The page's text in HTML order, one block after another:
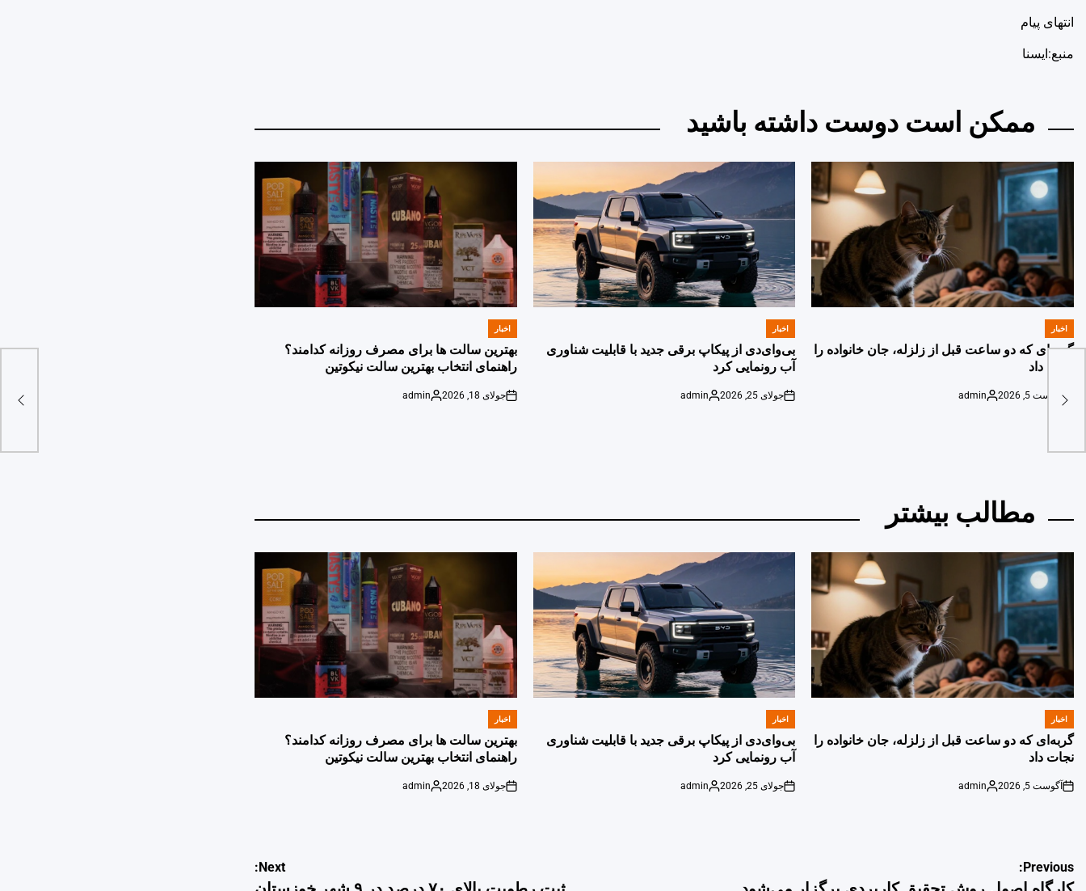
انتهای پیام
منبع:ایسنا
ممکن است دوست داشته باشید
POSTED
IN
اخبار
گربه‌ای که دو ساعت قبل از زلزله، جان خانواده را
نجات داد
on
آگوست 5, 2026
Posted
admin
POSTED
اخبار
بی‌وای‌دی از پیکاپ برقی جدید با قابلیت شناوری
آب رونمایی کرد
on
جولای 25, 2026
Posted
admin
POSTED
اخبار
بهترین سالت ها برای مصرف روزانه کدامند؟
راهنمای انتخاب بهترین سالت نیکوتین
on
جولای 18, 2026
Posted
admin
مطالب بیشتر
POSTED
IN
اخبار
گربه‌ای که دو ساعت قبل از زلزله، جان خانواده را
نجات داد
on
آگوست 5, 2026
Posted
admin
POSTED
اخبار
بی‌وای‌دی از پیکاپ برقی جدید با قابلیت شناوری
آب رونمایی کرد
on
جولای 25, 2026
Posted
admin
POSTED
اخبار
بهترین سالت ها برای مصرف روزانه کدامند؟
راهنمای انتخاب بهترین سالت نیکوتین
on
جولای 18, 2026
Posted
admin
راهبری
Previous:
Next: